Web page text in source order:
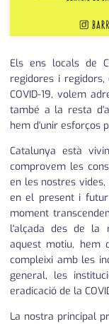
Els ens locals de
regidores i
COVID-19, volem
també a la resta
hem d'unir esforços
Catalunya està
comprovem les
en les nostres
en el present i
moment
l'alçada des de la
aquest motiu, hem
compleixi amb les
general, les
eradicació de la
La nostra principal